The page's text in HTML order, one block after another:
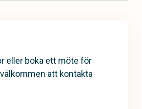
eller boka ett möte för
att kontakta